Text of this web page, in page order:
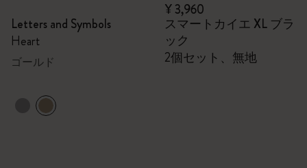
Letters and Symbols
Heart
ゴールド
¥ 3,960
スマートカイエ XL ブラ
ック
2個セット、無地